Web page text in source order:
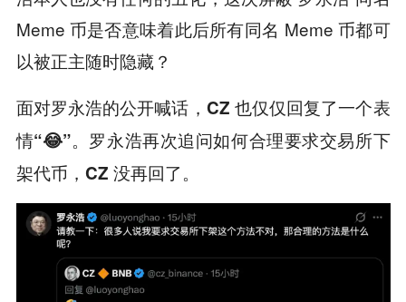
Meme 币是否意味着此后所有同名 Meme 币都可
以被正主随时隐藏？
面对罗永浩的公开喊话，CZ 也仅仅回复了一个表
情“😂”。罗永浩再次追问如何合理要求交易所下
架代币，CZ 没再回了。